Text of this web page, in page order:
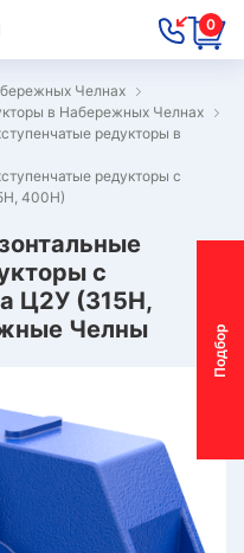
0
П
о
д
б
о
р
м
о
т
о
р
-
р
е
д
у
к
т
о
р
Челнах
в Набережных Челнах
редукторы в
редукторы с
400Н)
с
Ц2У (315Н,
Челны